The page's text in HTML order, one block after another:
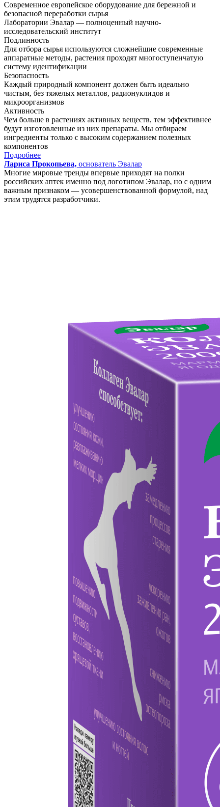
Современное европейское оборудование для бережной и
безопасной переработки сырья
Лаборатории Эвалар — полноценный научно-
исследовательский институт
Подлинность
Для отбора сырья используются сложнейшие современные
аппаратные методы, растения проходят многоступенчатую
систему идентификации
Безопасность
Каждый природный компонент должен быть идеально
чистым, без тяжелых металлов, радионуклидов и
микроорганизмов
Активность
Чем больше в растениях активных веществ, тем эффективнее
будут изготовленные из них препараты. Мы отбираем
ингредиенты только с высоким содержанием полезных
компонентов
Подробнее
Лариса Прокопьева, основатель Эвалар
Многие мировые тренды впервые приходят на полки
российских аптек именно под логотипом Эвалар, но с одним
важным признаком — усовершенствованной формулой, над
этим трудятся разработчики.